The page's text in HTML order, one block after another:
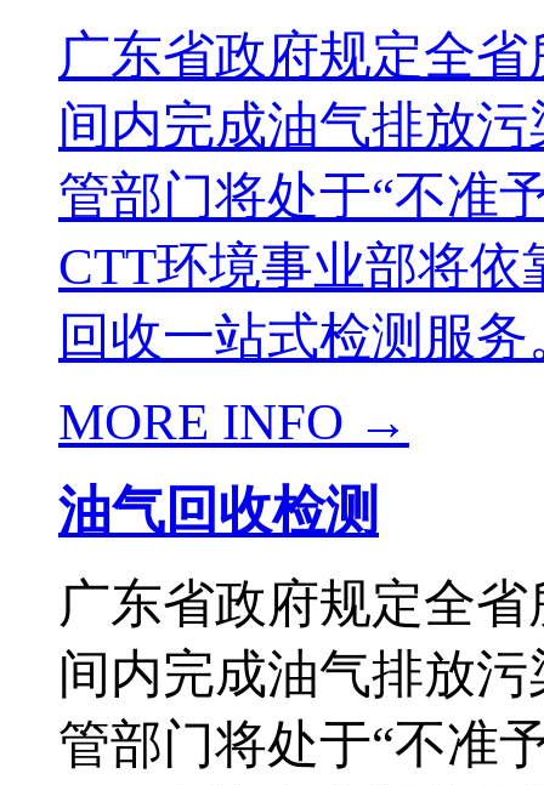
广东省政府规定全
间内完成油气排放
管部门将处于“不准
CTT环境事业部将
回收一站式检测服
MORE INFO →
油气回收检测
广东省政府规定全
间内完成油气排放
管部门将处于“不准